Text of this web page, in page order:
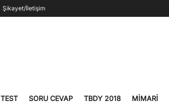
Şikayet/İletişim
TEST SORU CEVAP TBDY 2018 MIMARI